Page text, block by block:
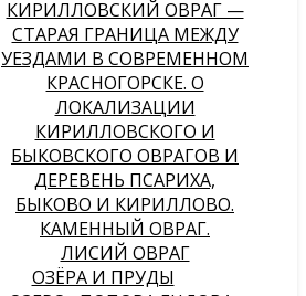
КИРИЛЛОВСКИЙ ОВРАГ —
СТАРАЯ ГРАНИЦА МЕЖДУ
УЕЗДАМИ В СОВРЕМЕННОМ
КРАСНОГОРСКЕ. О
ЛОКАЛИЗАЦИИ
КИРИЛЛОВСКОГО И
БЫКОВСКОГО ОВРАГОВ И
ДЕРЕВЕНЬ ПСАРИХА,
БЫКОВО И КИРИЛЛОВО.
КАМЕННЫЙ ОВРАГ.
ЛИСИЙ ОВРАГ
ОЗЁРА И ПРУДЫ